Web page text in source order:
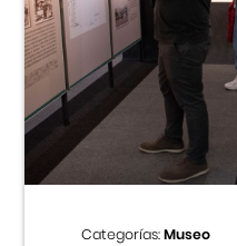
Categorías:Museo